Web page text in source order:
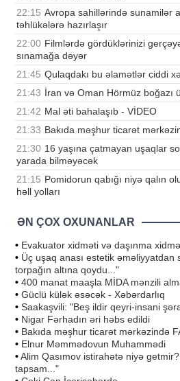
22:15 Avropa sahillərində sunamilər
təhlükələrə hazırlaşır
22:00 Filmlərdə gördüklərinizi
sınamağa dəyər
21:45 Qulaqdakı bu əlamətlər ciddi
21:43 İran və Oman Hörmüz boğazı
21:42 Mal əti bahalaşıb - VİDEO
21:33 Bakıda məşhur ticarət
21:30 16 yaşına çatmayan uşaqlar
yarada bilməyəcək
21:15 Pomidorun qabığı niyə qalın
həll yolları
ƏN ÇOX OXUNANLAR
• Evakuator xidməti və daşınma
• Üç uşaq anası estetik əməliyyatdan
torpağın altına qoydu..."
• 400 manat maaşla MİDA mənzili
• Güclü külək əsəcək - Xəbərdarlıq
• Saakaşvili: "Beş ildir qeyri-insani
• Nigar Fərhadın əri həbs edildi
• Bakıda məşhur ticarət mərkəzində
• Elnur Məmmədovun Muhammədi
•Alim Qasımov istirahətə niyə
tapsam..."